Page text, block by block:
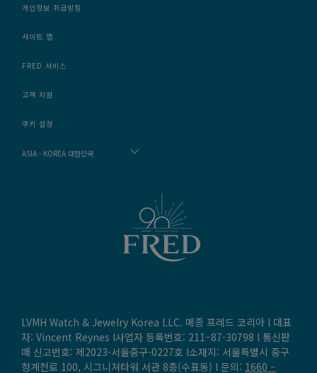
개인정보 취급방침
사이트 맵
FRED 서비스
고객 지원
쿠키 설정
ASIA - KOREA 대한민국
LVMH Watch & Jewelry Korea LLC. 메종 프레드 코리아 l 대표
자: Vincent Reynes l사업자 등록번호: 211–87-30798 l 통신판
매 신고번호: 제2023-서울중구-0227호 l소재지: 서울특별시 중구
청계천로 100, 시그니쳐타워 서관 8층(수표동) l 문의: 1660 –